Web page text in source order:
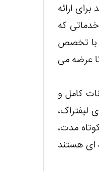
ارائه
که
با تخصص
عرضه می
کامل و
مدت،
ای هستند